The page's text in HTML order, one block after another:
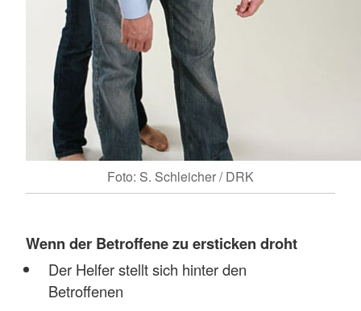
Foto: S. Schleicher / DRK
Wenn der Betroffene zu ersticken droht
Der Helfer stellt sich hinter den
Betroffenen